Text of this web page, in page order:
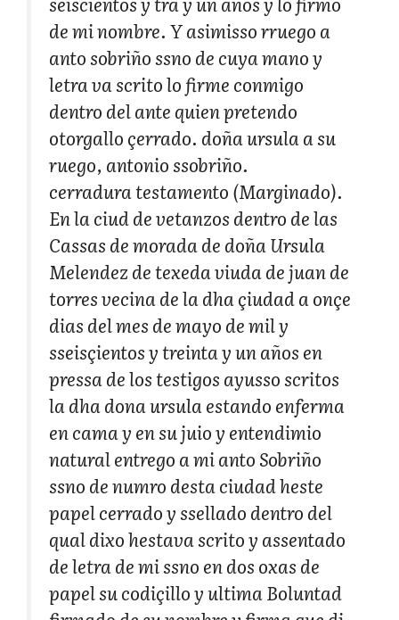
de mi nombre. Y asimisso rruego a
anto sobriño ssno de cuya mano y
letra va scrito lo firme conmigo
dentro del ante quien pretendo
otorgallo çerrado. doña ursula a su
ruego, antonio ssobriño.
cerradura testamento (Marginado).
En la ciud de vetanzos dentro de las
Cassas de morada de doña Ursula
Melendez de texeda viuda de juan de
torres vecina de la dha çiudad a onçe
dias del mes de mayo de mil y
sseisçientos y treinta y un años en
pressa de los testigos ayusso scritos
la dha dona ursula estando enferma
en cama y en su juio y entendimio
natural entrego a mi anto Sobriño
ssno de numro desta ciudad heste
papel cerrado y ssellado dentro del
qual dixo hestava scrito y assentado
de letra de mi ssno en dos oxas de
papel su codiçillo y ultima Boluntad